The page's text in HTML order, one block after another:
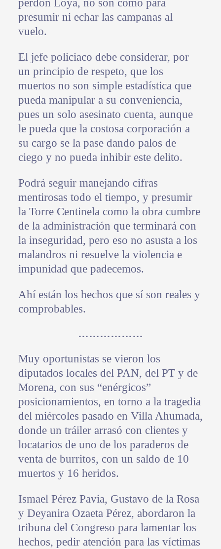
perdón Loya, no son como para
presumir ni echar las campanas al
vuelo.
El jefe policiaco debe considerar, por
un principio de respeto, que los
muertos no son simple estadística que
pueda manipular a su conveniencia,
pues un solo asesinato cuenta, aunque
le pueda que la costosa corporación a
su cargo se la pase dando palos de
ciego y no pueda inhibir este delito.
Podrá seguir manejando cifras
mentirosas todo el tiempo, y presumir
la Torre Centinela como la obra cumbre
de la administración que terminará con
la inseguridad, pero eso no asusta a los
malandros ni resuelve la violencia e
impunidad que padecemos.
Ahí están los hechos que sí son reales y
comprobables.
………………
Muy oportunistas se vieron los
diputados locales del PAN, del PT y de
Morena, con sus “enérgicos”
posicionamientos, en torno a la tragedia
del miércoles pasado en Villa Ahumada,
donde un tráiler arrasó con clientes y
locatarios de uno de los paraderos de
venta de burritos, con un saldo de 10
muertos y 16 heridos.
Ismael Pérez Pavia, Gustavo de la Rosa
y Deyanira Ozaeta Pérez, abordaron la
tribuna del Congreso para lamentar los
hechos, pedir atención para las víctimas